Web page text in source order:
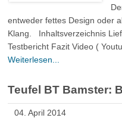
entweder fettes Design oder
Klang. Inhaltsverzeichnis
Testbericht Fazit Video (
Weiterlesen...
Teufel BT Bamster:
04. April 2014